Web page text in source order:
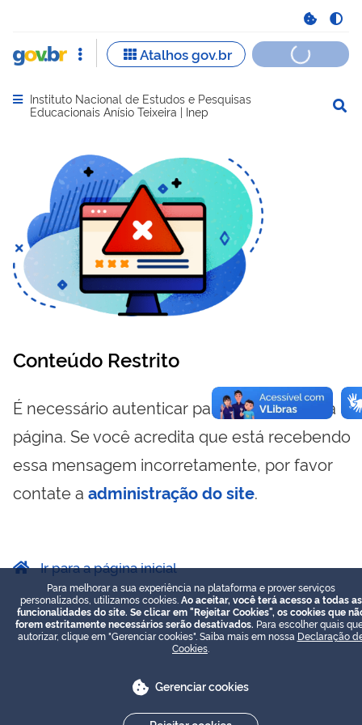
Abrir menu principal de navegação
Instituto Nacional de Estudos e Pesquisas
Educacionais Anísio Teixeira | Inep
Conteúdo Restrito
É necessário autenticar para visualizar essa
página. Se você acredita que está recebendo
essa mensagem incorretamente, por favor
contate a administração do site.
Ir para a página inicial
Para melhorar a sua experiência na plataforma e prover serviços
personalizados, utilizamos cookies. Ao aceitar, você terá acesso a todas as
funcionalidades do site. Se clicar em "Rejeitar Cookies", os cookies que
forem estritamente necessários serão desativados. Para escolher quais
autorizar, clique em "Gerenciar cookies". Saiba mais em nossa Declaração
Cookies
Gerenciar cookies